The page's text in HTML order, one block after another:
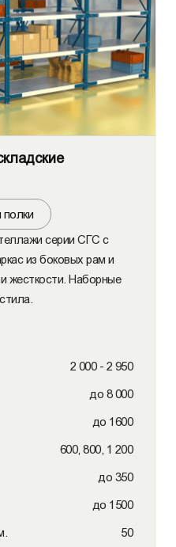
полки
серии СГС с
из боковых рам и
жесткости. Наборные
2 000 - 2 950
до 8 000
до 1600
600, 800, 1 200
до 350
до 1500
50